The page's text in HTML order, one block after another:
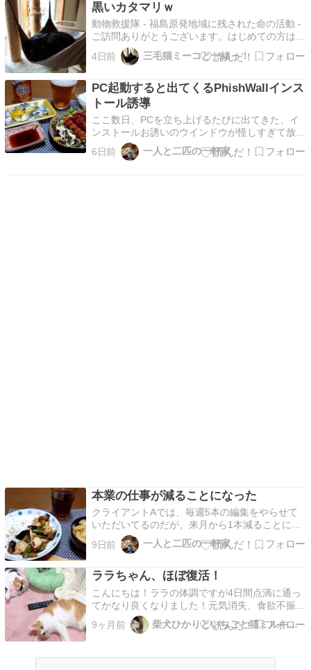
分身のような存在だったココ。レオに寄り添い、
甘え、そして励…
黒いカタマリｗ
動物救援隊 - 福島原発地域に残された命の活動 -
ご訪問ありがとうございます。はじめての方はこ
ちらからご覧ください。 スズのイノリシロちゃ
んから教えてもらったことしあわせな最期を 茶
ちらです。https://www.instagr…
4日前 三毛猫ミーコと一緒っ！
PC起動すると出てくるPhishWallインス
トール誘導
ここ数日、PCを立ち上げるたびに出てきた、イ
ンストールお誘いのウインドウが怪しすぎて放置
してた。が、あまりにもしつこいので「何かのウ
イルス？」と怖くなって検索してみたら…不正送
6日前 一人と二匹の一軒家
本業の仕事が減ることになった
クライアントAでは、毎週5本の編集をやらせて
いただいてるのだが、来月から1本減ることにな
った。まあ、予想はしてたんだけどね。クライア
ントAでYoutube業務をやっていた学生さんがこ
に代わりの人がつくわけでもなく、別のことをや
っていた…
9日前 一人と二匹の一軒家
ララちゃん、ほぼ復活！
こんにちは！ララの体調ですが4日間点滴に通っ
てかなり良くなりました！元気消失、食欲不振、
黄疸、炎症反応。このセットを1ヶ月ごとに繰り
返してる感じ。今回は胆嚢炎の診断がつきまし
ドを服用していれば元気状態を保てるかも？と続
9ヶ月前 柴犬ひかりといちごと猫ミルキーときららとれもん